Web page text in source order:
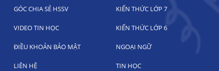
GÓC CHIA SẺ HSSV KIẾN THỨC LỚP 7
VIDEO TIN HỌC KIẾN THỨC LỚP 6
ĐIỀU KHOẢN BẢO MẬT NGOẠI NGỮ
LIÊN HỆ TIN HỌC